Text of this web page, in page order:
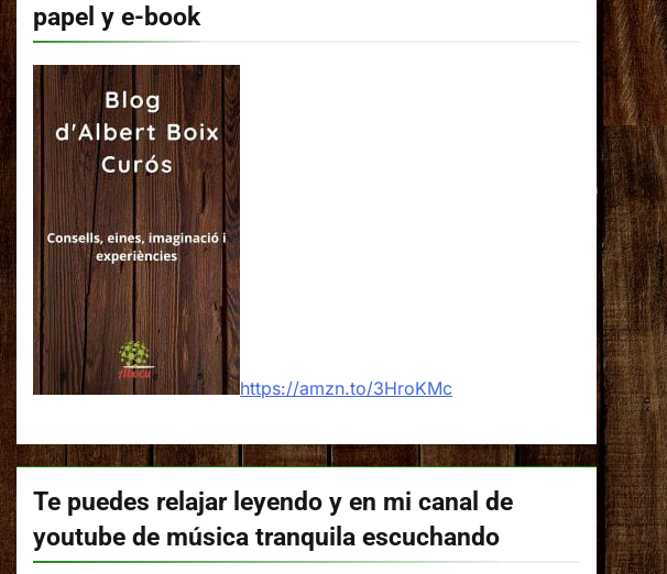
papel y e-book
https://amzn.to/3HroKMc
Te puedes relajar leyendo y en mi canal de
youtube de música tranquila escuchando